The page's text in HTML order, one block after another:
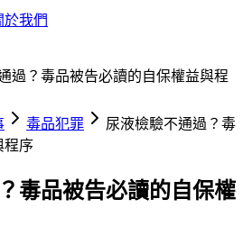
於我們
過？毒品被告必讀的自保權益與程
毒品犯罪
尿液檢驗不通過？毒
程序
毒品被告必讀的自保權